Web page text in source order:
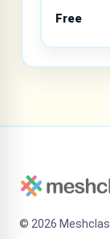
Free
© 2026